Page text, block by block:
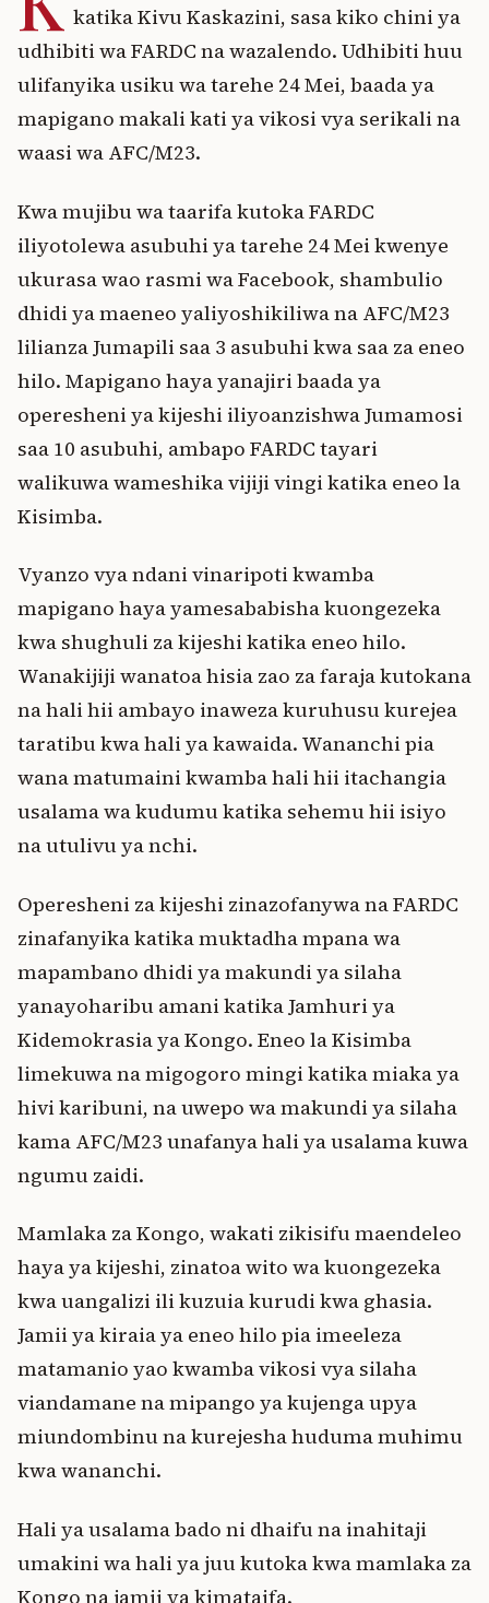
katika Kivu Kaskazini, sasa kiko chini ya
udhibiti wa FARDC na wazalendo. Udhibiti huu
ulifanyika usiku wa tarehe 24 Mei, baada ya
mapigano makali kati ya vikosi vya serikali na
waasi wa AFC/M23.
Kwa mujibu wa taarifa kutoka FARDC
iliyotolewa asubuhi ya tarehe 24 Mei kwenye
ukurasa wao rasmi wa Facebook, shambulio
dhidi ya maeneo yaliyoshikiliwa na AFC/M23
lilianza Jumapili saa 3 asubuhi kwa saa za eneo
hilo. Mapigano haya yanajiri baada ya
operesheni ya kijeshi iliyoanzishwa Jumamosi
saa 10 asubuhi, ambapo FARDC tayari
walikuwa wameshika vijiji vingi katika eneo la
Kisimba.
Vyanzo vya ndani vinaripoti kwamba
mapigano haya yamesababisha kuongezeka
kwa shughuli za kijeshi katika eneo hilo.
Wanakijiji wanatoa hisia zao za faraja kutokana
na hali hii ambayo inaweza kuruhusu kurejea
taratibu kwa hali ya kawaida. Wananchi pia
wana matumaini kwamba hali hii itachangia
usalama wa kudumu katika sehemu hii isiyo
na utulivu ya nchi.
Operesheni za kijeshi zinazofanywa na FARDC
zinafanyika katika muktadha mpana wa
mapambano dhidi ya makundi ya silaha
yanayoharibu amani katika Jamhuri ya
Kidemokrasia ya Kongo. Eneo la Kisimba
limekuwa na migogoro mingi katika miaka ya
hivi karibuni, na uwepo wa makundi ya silaha
kama AFC/M23 unafanya hali ya usalama kuwa
ngumu zaidi.
Mamlaka za Kongo, wakati zikisifu maendeleo
haya ya kijeshi, zinatoa wito wa kuongezeka
kwa uangalizi ili kuzuia kurudi kwa ghasia.
Jamii ya kiraia ya eneo hilo pia imeeleza
matamanio yao kwamba vikosi vya silaha
viandamane na mipango ya kujenga upya
miundombinu na kurejesha huduma muhimu
kwa wananchi.
Hali ya usalama bado ni dhaifu na inahitaji
umakini wa hali ya juu kutoka kwa mamlaka za
Kongo na jamii ya kimataifa.